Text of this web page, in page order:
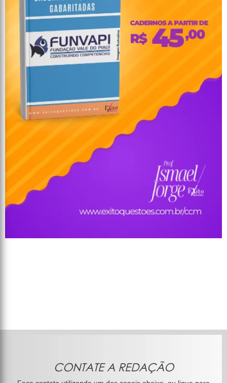
CONTATE A REDAÇÃO